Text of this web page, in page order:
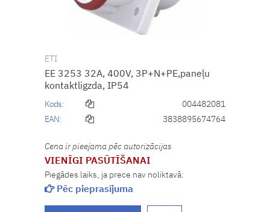
ETI
EE 3253 32A, 400V, 3P+N+PE,paneļu
kontaktligzda, IP54
Kods:
004482081
EAN:
3838895674764
Cena ir pieejama pēc autorizācijas
VIENĪGI PASŪTĪŠANAI
Piegādes laiks, ja prece nav noliktavā:
Pēc pieprasījuma